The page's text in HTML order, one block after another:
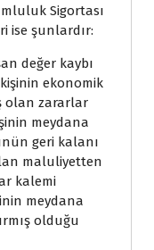
Sigortası
ise şunlardır:
değer kaybı
ekonomik
olan zararlar
meydana
geri kalanı
maluliyetten
kalemi
meydana
olduğu